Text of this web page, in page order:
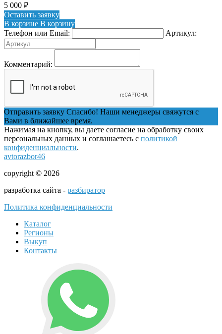
5 000 ₽
Оставить заявку
В корзине В корзину
Телефон или Email:
Артикул:
Комментарий:
Отправить заявку Спасибо! Наши менеджеры свяжутся с
Вами в ближайшее время.
Нажимая на кнопку, вы даете согласие на обработку своих
персональных данных и соглашаетесь с политикой
конфиденциальности.
avtorazbor46
copyright © 2026
разработка сайта - разбиратор
Политика конфиденциальности
Каталог
Регионы
Выкуп
Контакты